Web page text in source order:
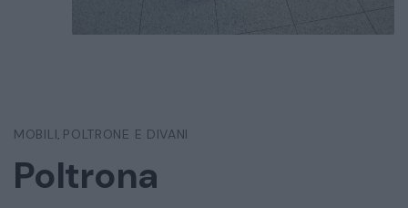
MOBILI, POLTRONE E DIVANI
Poltrona